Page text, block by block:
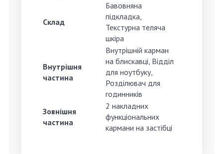
Склад
Бавовняна
підкладка,
Текстурна теляча
шкіра
Внутрішня
частина
Внутрішній карман
на блискавці, Відділ
для ноутбуку,
Розділювач для
годинників
Зовнішня
частина
2 накладних
функціональних
кармани на застібці